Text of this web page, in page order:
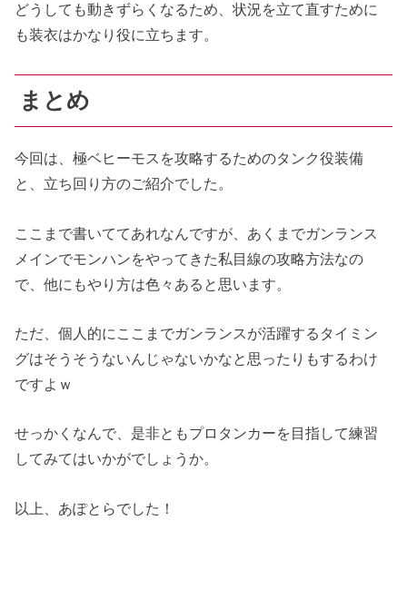
どうしても動きずらくなるため、状況を立て直すために
も装衣はかなり役に立ちます。
まとめ
今回は、極ベヒーモスを攻略するためのタンク役装備
と、立ち回り方のご紹介でした。
ここまで書いててあれなんですが、あくまでガンランス
メインでモンハンをやってきた私目線の攻略方法なの
で、他にもやり方は色々あると思います。
ただ、個人的にここまでガンランスが活躍するタイミン
グはそうそうないんじゃないかなと思ったりもするわけ
ですよｗ
せっかくなんで、是非ともプロタンカーを目指して練習
してみてはいかがでしょうか。
以上、あぽとらでした！